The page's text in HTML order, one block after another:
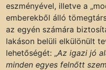
eszményével, illetve a
emberekből álló
az egyén számára
lakáson belüli elkülönült
lehetőségét: „Az igazi jó
minden egyes felnőtt